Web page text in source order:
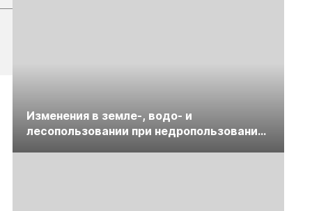
Изменения в земле-, водо- и
лесопользовании при недропользовании